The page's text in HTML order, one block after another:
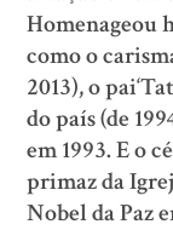
Homenageou
como o
2013), o
do país (de
em 1993. E o
primaz da
Nobel da Paz